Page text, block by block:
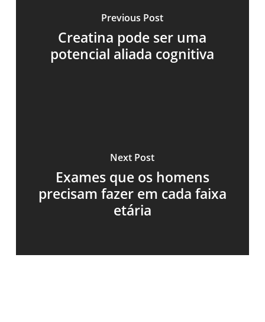
Previous Post
Creatina pode ser uma
potencial aliada cognitiva
Next Post
Exames que os homens
precisam fazer em cada faixa
etária